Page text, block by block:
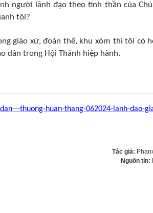
người lãnh đạo theo tinh thần của
tôi?
giáo xứ, đoàn thể, khu xóm thì tôi có
dân trong Hội Thánh hiệp hành.
thuong-huan-thang-062024-lanh-dao-
Tác giả:
Nguồn tin: